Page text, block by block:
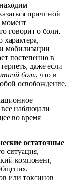
причиной
говорит о боли,
характера,
мобилизации
постепенно в
даже если
боли, что в
освобождение.
наблюдали
во время
остаточные
ситуация,
компонент,
или токсинов